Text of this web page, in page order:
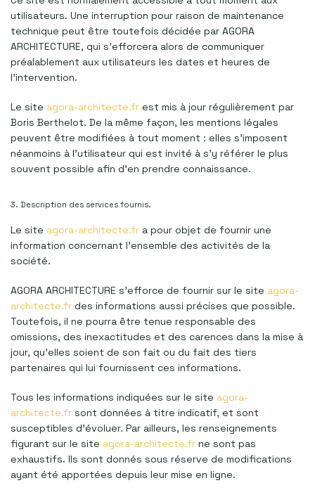
utilisateurs. Une interruption pour raison de maintenance
technique peut être toutefois décidée par AGORA
ARCHITECTURE, qui s’efforcera alors de communiquer
préalablement aux utilisateurs les dates et heures de
l’intervention.
Le site agora-architecte.fr est mis à jour régulièrement par
Boris Berthelot. De la même façon, les mentions légales
peuvent être modifiées à tout moment : elles s’imposent
néanmoins à l’utilisateur qui est invité à s’y référer le plus
souvent possible afin d’en prendre connaissance.
3. Description des services fournis.
Le site agora-architecte.fr a pour objet de fournir une
information concernant l’ensemble des activités de la
société.
AGORA ARCHITECTURE s’efforce de fournir sur le site agora-
architecte.fr des informations aussi précises que possible.
Toutefois, il ne pourra être tenue responsable des
omissions, des inexactitudes et des carences dans la mise à
jour, qu’elles soient de son fait ou du fait des tiers
partenaires qui lui fournissent ces informations.
Tous les informations indiquées sur le site agora-
architecte.fr sont données à titre indicatif, et sont
susceptibles d’évoluer. Par ailleurs, les renseignements
figurant sur le site agora-architecte.fr ne sont pas
exhaustifs. Ils sont donnés sous réserve de modifications
ayant été apportées depuis leur mise en ligne.